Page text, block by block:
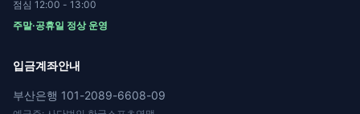
점심 12:00 - 13:00
주말·공휴일 정상 운영
입금계좌안내
부산은행 101-2089-6608-09